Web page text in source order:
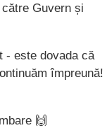
Guvern și
- este dovada că
împreună!
🙌